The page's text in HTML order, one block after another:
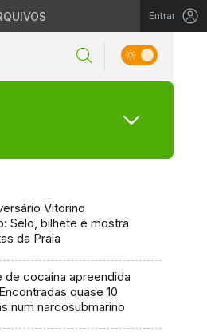
Entrar
Vitorino
Selo, bilhete e mostra
da Praia
de cocaína apreendida
quase 10
num narcosubmarino